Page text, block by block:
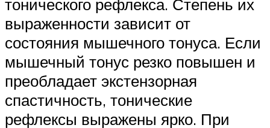
тонического рефлекса. Степень их
выраженности зависит от
состояния мышечного тонуса. Если
мышечный тонус резко повышен и
преобладает экстензорная
спастичность, тонические
рефлексы выражены ярко. При